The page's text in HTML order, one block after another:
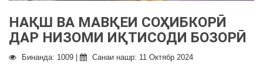
НАҚШ ВА МАВҚЕИ СОҲИБКОРӢ
ДАР НИЗОМИ ИҚТИСОДИ БОЗОРӢ
Бинанда: 1009 | Санаи нашр: 11 Октябр 2024